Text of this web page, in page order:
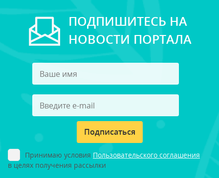
ПОДПИШИТЕСЬ НА
НОВОСТИ ПОРТАЛА
Подписаться
Принимаю условия Пользовательского соглашения
в целях получения рассылки